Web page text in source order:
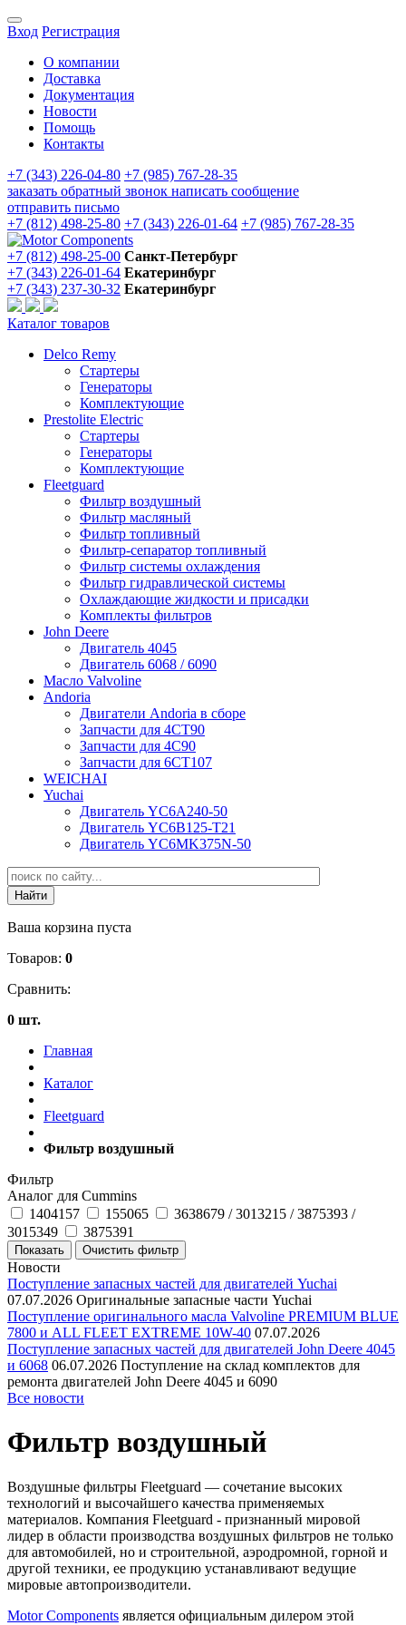
Вход Регистрация
О компании
Доставка
Документация
Новости
Помощь
Контакты
+7 (343) 226-04-80 +7 (985) 767-28-35
заказать обратный звонок написать сообщение
отправить письмо
+7 (812) 498-25-80 +7 (343) 226-01-64 +7 (985) 767-28-35
+7 (812) 498-25-00 Санкт-Петербург
+7 (343) 226-01-64 Екатеринбург
+7 (343) 237-30-32 Екатеринбург
Каталог товаров
Delco Remy
Стартеры
Генераторы
Комплектующие
Prestolite Electric
Стартеры
Генераторы
Комплектующие
Fleetguard
Фильтр воздушный
Фильтр масляный
Фильтр топливный
Фильтр-сепаратор топливный
Фильтр системы охлаждения
Фильтр гидравлической системы
Охлаждающие жидкости и присадки
Комплекты фильтров
John Deere
Двигатель 4045
Двигатель 6068 / 6090
Масло Valvoline
Andoria
Двигатели Andoria в сборе
Запчасти для 4CT90
Запчасти для 4С90
Запчасти для 6CT107
WEICHAI
Yuchai
Двигатель YC6A240-50
Двигатель YC6B125-T21
Двигатель YC6MK375N-50
Ваша корзина пуста
Товаров: 0
Сравнить:
0 шт.
Главная
Каталог
Fleetguard
Фильтр воздушный
Фильтр
Аналог для Cummins
1404157
155065
3638679 / 3013215 / 3875393 /
3015349
3875391
Новости
Поступление запасных частей для двигателей Yuchai
07.07.2026 Оригинальные запасные части Yuchai
Поступление оригинального масла Valvoline PREMIUM BLUE
7800 и ALL FLEET EXTREME 10W-40 07.07.2026
Поступление запасных частей для двигателей John Deere 4045
и 6068 06.07.2026 Поступление на склад комплектов для
ремонта двигателей John Deere 4045 и 6090
Все новости
Фильтр воздушный
Воздушные фильтры Fleetguard — сочетание высоких
технологий и высочайшего качества применяемых
материалов. Компания Fleetguard - признанный мировой
лидер в области производства воздушных фильтров не только
для автомобилей, но и строительной, аэродромной, горной и
другой техники, ее продукцию устанавливают ведущие
мировые автопроизводители.
Motor Components является официальным дилером этой